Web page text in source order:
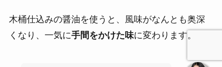
木桶仕込みの醤油を使うと、風味がなんとも奥深
くなり、一気に手間をかけた味に変わります。